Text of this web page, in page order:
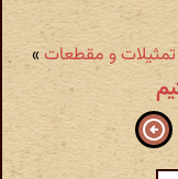
تمثیلات و مقطعات»